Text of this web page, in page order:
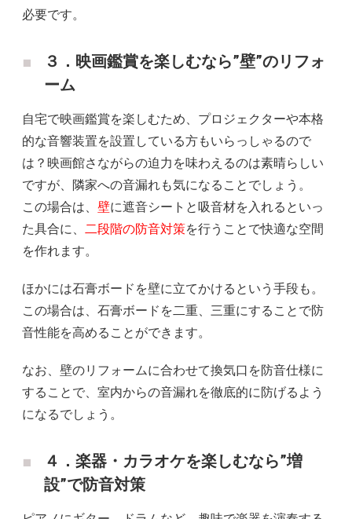
必要です。
３．映画鑑賞を楽しむなら”壁”のリフォ
ーム
自宅で映画鑑賞を楽しむため、プロジェクターや本格
的な音響装置を設置している方もいらっしゃるので
は？映画館さながらの迫力を味わえるのは素晴らしい
ですが、隣家への音漏れも気になることでしょう。
この場合は、 壁に遮音シートと吸音材を入れるといっ
た具合に、 二段階の防音対策を行うことで快適な空間
を作れます。
ほかには石膏ボードを壁に立てかけるという手段も。
この場合は、石膏ボードを二重、三重にすることで防
音性能を高めることができます。
なお、壁のリフォームに合わせて換気口を防音仕様に
することで、室内からの音漏れを徹底的に防げるよう
になるでしょう。
４．楽器・カラオケを楽しむなら”増
設”で防音対策